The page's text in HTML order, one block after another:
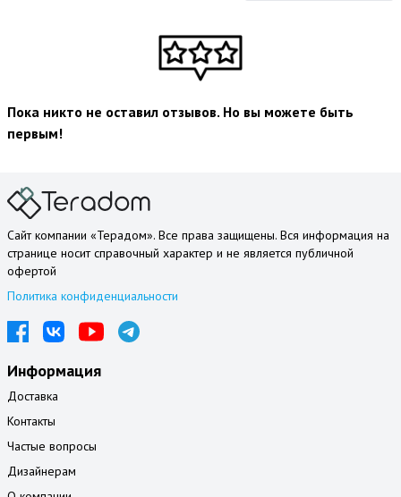
Пока никто не оставил отзывов. Но вы можете быть
первым!
Сайт компании «Терадом». Все права защищены. Вся информация на
странице носит справочный характер и не является публичной
офертой
Политика конфиденциальности
Информация
Доставка
Контакты
Частые вопросы
Дизайнерам